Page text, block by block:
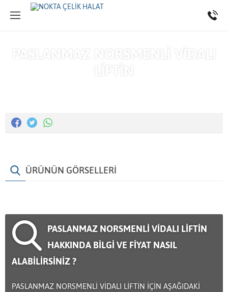
PASLANMAZ NORSMENLİ VİDALI
LİFTİN
ÜRÜNÜN GÖRSELLERİ
PASLANMAZ NORSMENLİ VİDALI LİFTİN
HAKKINDA BİLGİ VE FİYAT NASIL
ALABİLİRSİNİZ ?
PASLANMAZ NORSMENLİ VİDALI LİFTİN İÇİN AŞAĞIDAKİ